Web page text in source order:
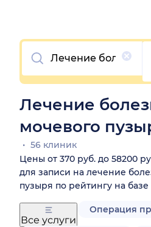
Очистить
Лечение
мочевого
56 клиник
Цены от 370 руб. до 58200
для записи на лечение
пузыря по рейтингу на базе
Все услуги
Операция